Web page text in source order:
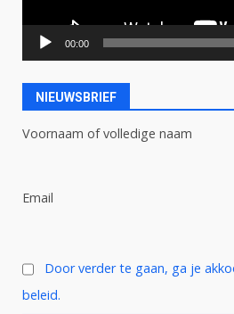
00:00
NIEUWSBRIEF
Voornaam of volledige naam
Email
Door verder te gaan, ga je
beleid.